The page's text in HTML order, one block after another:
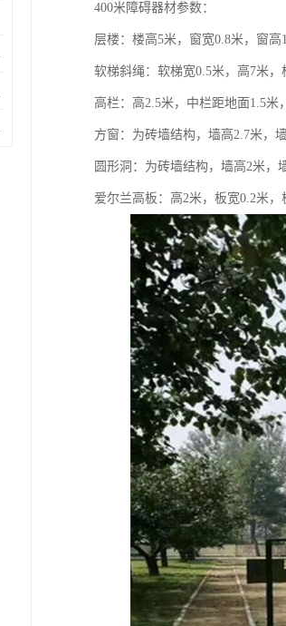
400米障碍器材参数：
层楼：楼高5米，窗宽0.8米，窗高
软梯斜绳：软梯宽0.5米，高7米
高栏：高2.5米，中栏距地面1.5米
方窗：为砖墙结构，墙高2.7米，
圆形洞：为砖墙结构，墙高2米，
爱尔兰高板：高2米，板宽0.2米，